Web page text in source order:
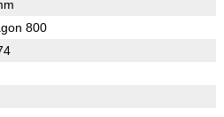
800